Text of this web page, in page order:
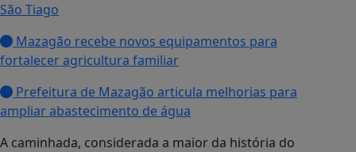
São Tiago
Mazagão recebe novos equipamentos para
fortalecer agricultura familiar
Prefeitura de Mazagão articula melhorias para
ampliar abastecimento de água
A caminhada, considerada a maior da história do